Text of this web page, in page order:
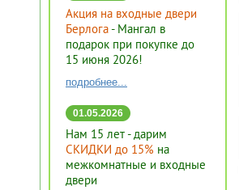
Купить
Купить
Акция на входные двери
Берлога- Мангал в
подарок при покупке до
15 июня 2026!
подробнее...
01.05.2026
Нам 15 лет - дарим
СКИДКИ до 15% на
межкомнатные и входные
двери